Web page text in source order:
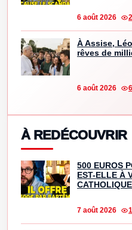
6 août 2026
À Assise,
rêves de
6 août 2026
À REDÉCOUVRIR
500 EUROS
EST-ELLE À
7 août 2026